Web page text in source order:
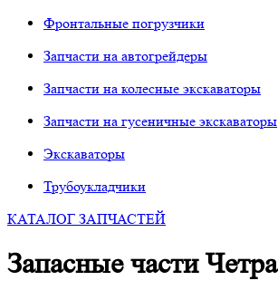
Фронтальные погрузчики
Запчасти на автогрейдеры
Запчасти на колесные экскаваторы
Запчасти на гусеничные экскаваторы
Экскаваторы
Трубоукладчики
КАТАЛОГ ЗАПЧАСТЕЙ
Запасные части Четра